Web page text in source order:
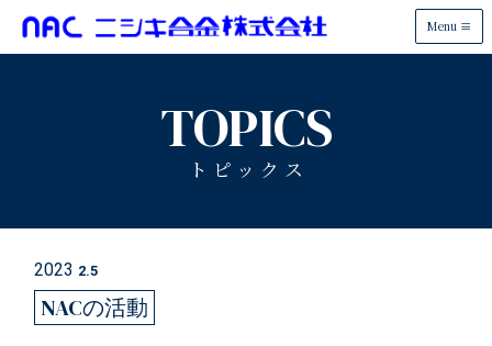
Menu
TOPICS
トピックス
2023 2.5
NACの活動